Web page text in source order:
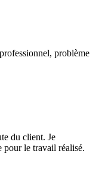
problème
du client. Je
pour le travail réalisé.